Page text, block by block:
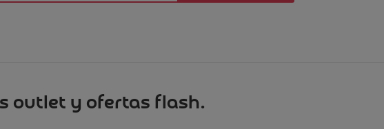
outlet y ofertas flash.